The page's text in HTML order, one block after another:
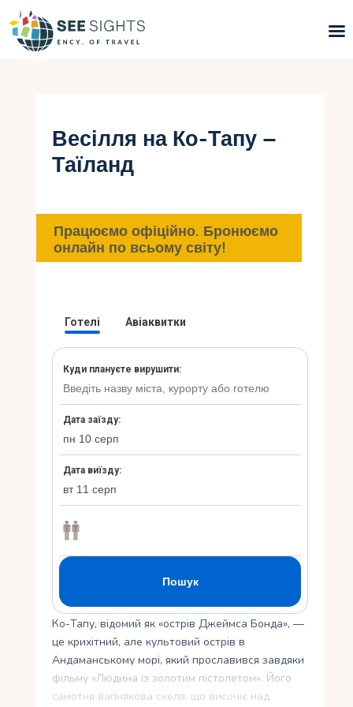
Гарячі тури
Типи Турів
Інфо
Контакти
Весілля на Ко-Тапу –
Таїланд
Працюємо офіційно. Бронюємо
онлайн по всьому світу!
Ко-Тапу, відомий як «острів Джеймса Бонда», —
це крихітний, але культовий острів в
Андаманському морі, який прославився завдяки
фільму «Людина із золотим пістолетом». Його
самотня вапнякова скеля, що височіє над